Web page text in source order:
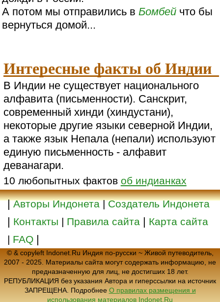
А потом мы отправились в Бомбей что бы
вернуться домой...
Интересные факты об Индии
В Индии не существует национального
алфавита (письменности). Санскрит,
современный хинди (хиндустани),
некоторые другие языки северной Индии,
а также язык Непала (непали) используют
единую письменность - алфавит
деванагари.
10 любопытных фактов об индианках
|Авторы Индонета|Создатель Индонета
| Контакты | Правила сайта | Карта сайта
| FAQ |
© & copyleft Indonet.Ru Индия по-русски ~ Живой путеводитель,
2007 - 2025. Материалы сайта могут содержать информацию, не
предназначенную для лиц, не достигших 18 лет.
РЕПУБЛИКАЦИЯ без указания Автора и гиперссылки на источник
ЗАПРЕЩЕНА. Подробнее О правилах размещения и
использования материалов Indonet.Ru